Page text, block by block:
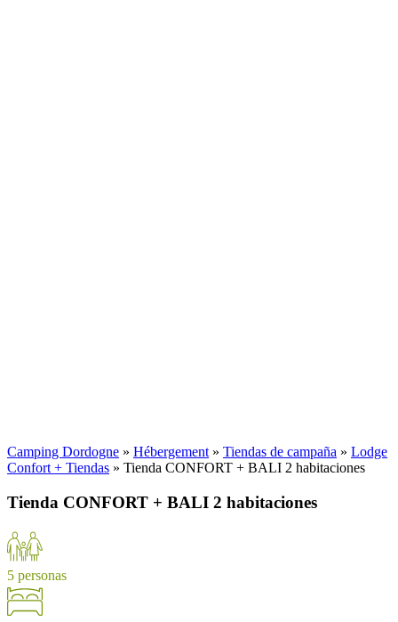
Camping Dordogne » Hébergement » Tiendas de campaña » Lodge
Confort + Tiendas » Tienda CONFORT + BALI 2 habitaciones
Tienda CONFORT + BALI 2 habitaciones
5 personas